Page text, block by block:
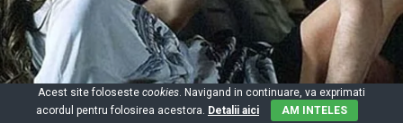
Acest site foloseste cookies. Navigand in continuare, va exprimati
acordul pentru folosirea acestora. Detalii aici AM INTELES